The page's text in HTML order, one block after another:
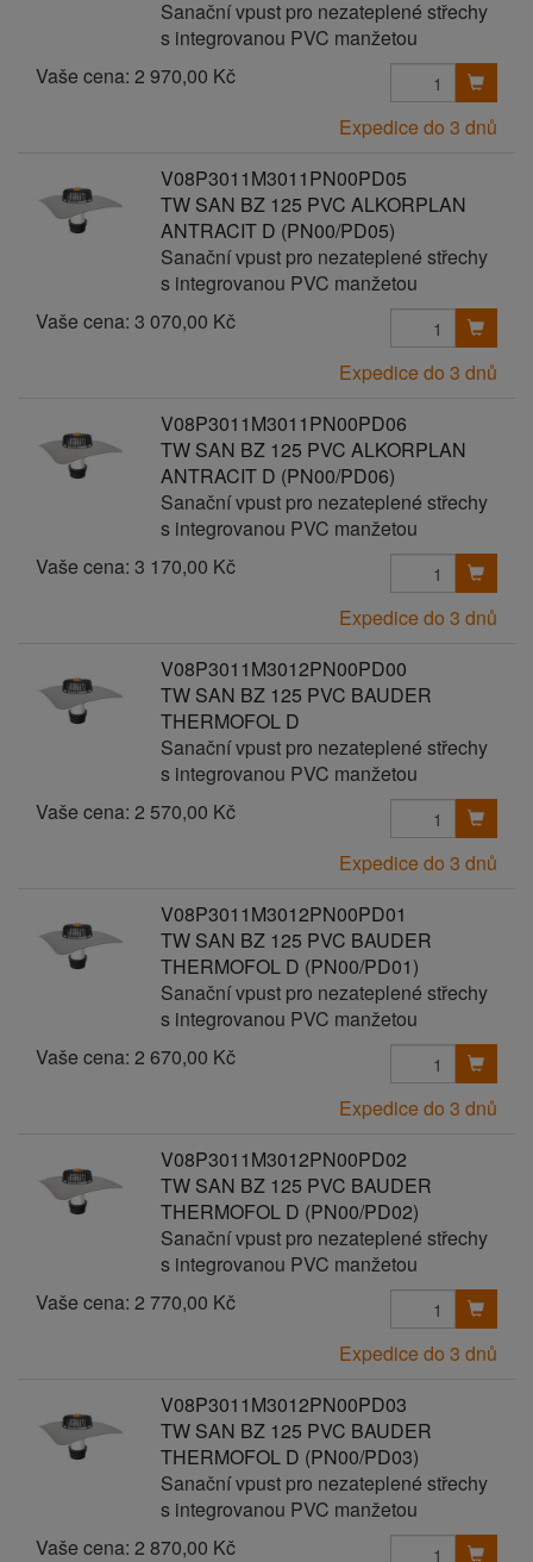
Sanační vpust pro nezateplené střechy
s integrovanou PVC manžetou
Vaše cena: 2 970,00 Kč
Expedice do 3 dnů
V08P3011M3011PN00PD05
TW SAN BZ 125 PVC ALKORPLAN
ANTRACIT D (PN00/PD05)
Sanační vpust pro nezateplené střechy
s integrovanou PVC manžetou
Vaše cena: 3 070,00 Kč
Expedice do 3 dnů
V08P3011M3011PN00PD06
TW SAN BZ 125 PVC ALKORPLAN
ANTRACIT D (PN00/PD06)
Sanační vpust pro nezateplené střechy
s integrovanou PVC manžetou
Vaše cena: 3 170,00 Kč
Expedice do 3 dnů
V08P3011M3012PN00PD00
TW SAN BZ 125 PVC BAUDER
THERMOFOL D
Sanační vpust pro nezateplené střechy
s integrovanou PVC manžetou
Vaše cena: 2 570,00 Kč
Expedice do 3 dnů
V08P3011M3012PN00PD01
TW SAN BZ 125 PVC BAUDER
THERMOFOL D (PN00/PD01)
Sanační vpust pro nezateplené střechy
s integrovanou PVC manžetou
Vaše cena: 2 670,00 Kč
Expedice do 3 dnů
V08P3011M3012PN00PD02
TW SAN BZ 125 PVC BAUDER
THERMOFOL D (PN00/PD02)
Sanační vpust pro nezateplené střechy
s integrovanou PVC manžetou
Vaše cena: 2 770,00 Kč
Expedice do 3 dnů
V08P3011M3012PN00PD03
TW SAN BZ 125 PVC BAUDER
THERMOFOL D (PN00/PD03)
Sanační vpust pro nezateplené střechy
s integrovanou PVC manžetou
Vaše cena: 2 870,00 Kč